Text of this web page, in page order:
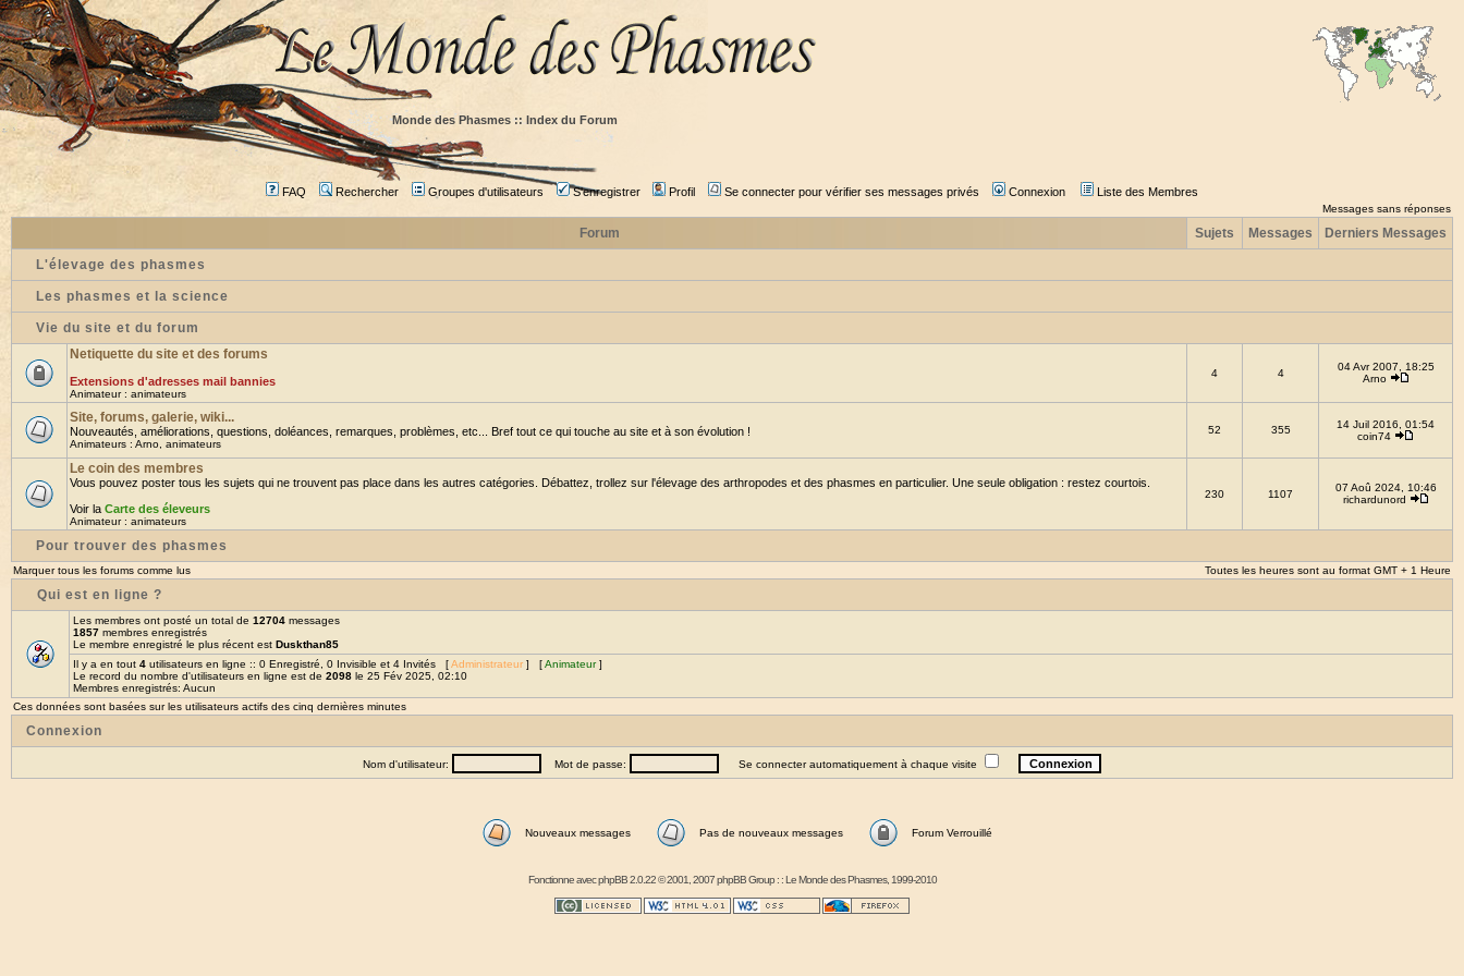
Monde des Phasmes :: Index du Forum
FAQ Rechercher Groupes d'utilisateurs S'enregistrer Profil Se connecter pour vérifier ses messages privés Connexion Liste des Membres
Messages sans réponses
Forum Sujets Messages Derniers Messages
L'élevage des phasmes
Les phasmes et la science
Vie du site et du forum
Netiquette du site et des forums
Extensions d'adresses mail bannies
Animateur : animateurs
4 4
04 Avr 2007, 18:25
Arno
Site, forums, galerie, wiki...
Nouveautés, améliorations, questions, doléances, remarques, problèmes, etc... Bref tout ce qui touche au site et à son évolution !
Animateurs : Arno animateurs
52 355
14 Juil 2016, 01:54
coin74
Le coin des membres
Vous pouvez poster tous les sujets qui ne trouvent pas place dans les autres catégories. Débattez, trollez sur l'élevage des arthropodes et des phasmes en particulier. Une seule obligation : restez courtois.
Voir la Carte des éleveurs
Animateur : animateurs
230 1107
07 Aoû 2024, 10:46
richardunord
Pour trouver des phasmes
Marquer tous les forums comme lus Toutes les heures sont au format GMT + 1 Heure
Qui est en ligne ?
Les membres ont posté un total de 12704 messages
1857 membres enregistrés
Le membre enregistré le plus récent est Duskthan85
Il y a en tout 4 utilisateurs en ligne :: 0 Enregistré, 0 Invisible et 4 Invités [Administrateur ] [Animateur]
Le record du nombre d'utilisateurs en ligne est de 2098 le 25 Fév 2025, 02:10
Membres enregistrés: Aucun
Ces données sont basées sur les utilisateurs actifs des cinq dernières minutes
Connexion
Nom d'utilisateur: Mot de passe: Se connecter automatiquement à chaque visite
Nouveaux messages Pas de nouveaux messages Forum Verrouillé
Fonctionne avecphpBB2.0.22 © 2001, 2007 phpBB Group : :Le Monde des Phasmes, 1999-2010